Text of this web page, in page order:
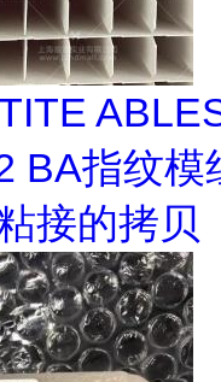
BA指纹模
接的拷贝